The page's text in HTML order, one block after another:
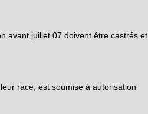
avant juillet 07 doivent être castrés et
race, est soumise à autorisation